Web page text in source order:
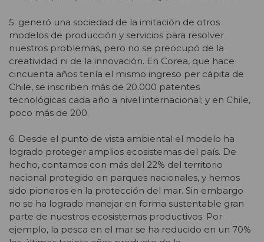
5. generó una sociedad de la imitación de otros
modelos de producción y servicios para resolver
nuestros problemas, pero no se preocupó de la
creatividad ni de la innovación. En Corea, que hace
cincuenta años tenía el mismo ingreso per cápita de
Chile, se inscriben más de 20.000 patentes
tecnológicas cada año a nivel internacional; y en Chile,
poco más de 200.
6. Desde el punto de vista ambiental el modelo ha
logrado proteger amplios ecosistemas del país. De
hecho, contamos con más del 22% del territorio
nacional protegido en parques nacionales, y hemos
sido pioneros en la protección del mar. Sin embargo
no se ha logrado manejar en forma sustentable gran
parte de nuestros ecosistemas productivos. Por
ejemplo, la pesca en el mar se ha reducido en un 70%